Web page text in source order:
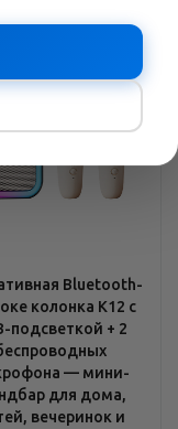
Bluetooth-
колонка K12 с
подсветкой + 2
— мини-
для дома,
вечеринок и